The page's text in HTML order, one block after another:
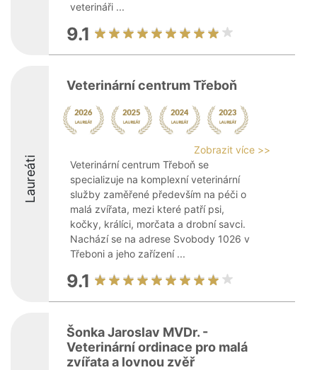
veterináři ...
9.1
Laureáti
Veterinární centrum Třeboň
Zobrazit více >>
Veterinární centrum Třeboň se
specializuje na komplexní veterinární
služby zaměřené především na péči o
malá zvířata, mezi které patří psi,
kočky, králíci, morčata a drobní savci.
Nachází se na adrese Svobody 1026 v
Třeboni a jeho zařízení ...
9.1
Šonka Jaroslav MVDr. -
Veterinární ordinace pro malá
zvířata a lovnou zvěř